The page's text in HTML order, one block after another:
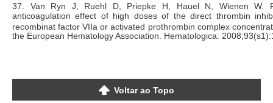
37. Van Ryn J, Ruehl D, Priepke H, Hauel N, Wienen W.
anticoagulation effect of high doses of the direct thrombin
recombinat factor VIIa or activated prothrombin complex
the European Hematology Association. Hematologica.
Voltar ao Topo